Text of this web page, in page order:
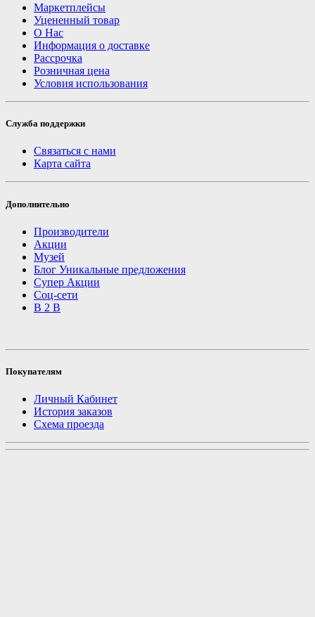
Маркетплейсы
Уцененный товар
О Нас
Информация о доставке
Рассрочка
Розничная цена
Условия использования
Служба поддержки
Связаться с нами
Карта сайта
Дополнительно
Производители
Акции
Музей
Блог Уникальные предложения
Супер Акции
Соц-сети
B 2 B
Покупателям
Личный Кабинет
История заказов
Схема проезда